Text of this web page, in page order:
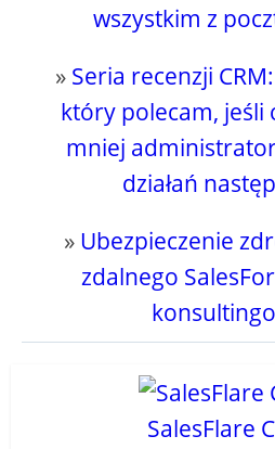
wszystkim z
» Seria recenzji
który polecam, jeśli
mniej
działań
» Ubezpieczenie
zdalnego
SalesFlare